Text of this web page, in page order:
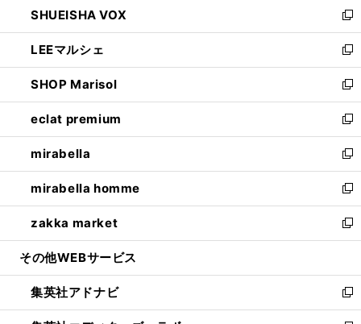
で
開
く
ド
ウ
で
開
く
ィ
ン
ド
ウ
で
開
く
い
ウ
ィ
ン
ド
ウ
で
開
く
SHUEISHA VOX
新
し
い
ウ
ィ
ン
ド
ウ
で
開
く
LEEマルシェ
新
し
い
ウ
ィ
ン
ド
ウ
で
開
く
SHOP Marisol
新
し
い
ウ
ィ
ン
ド
ウ
で
開
eclat premium
新
し
い
ウ
ィ
ン
ド
ウ
開
く
mirabella
新
し
い
ウ
ィ
ン
ウ
で
開
mirabella homme
新
し
い
ウ
ン
ド
ウ
zakka market
新
し
ウ
ィ
ン
その他WEBサービス
集英社アドナビ
新
し